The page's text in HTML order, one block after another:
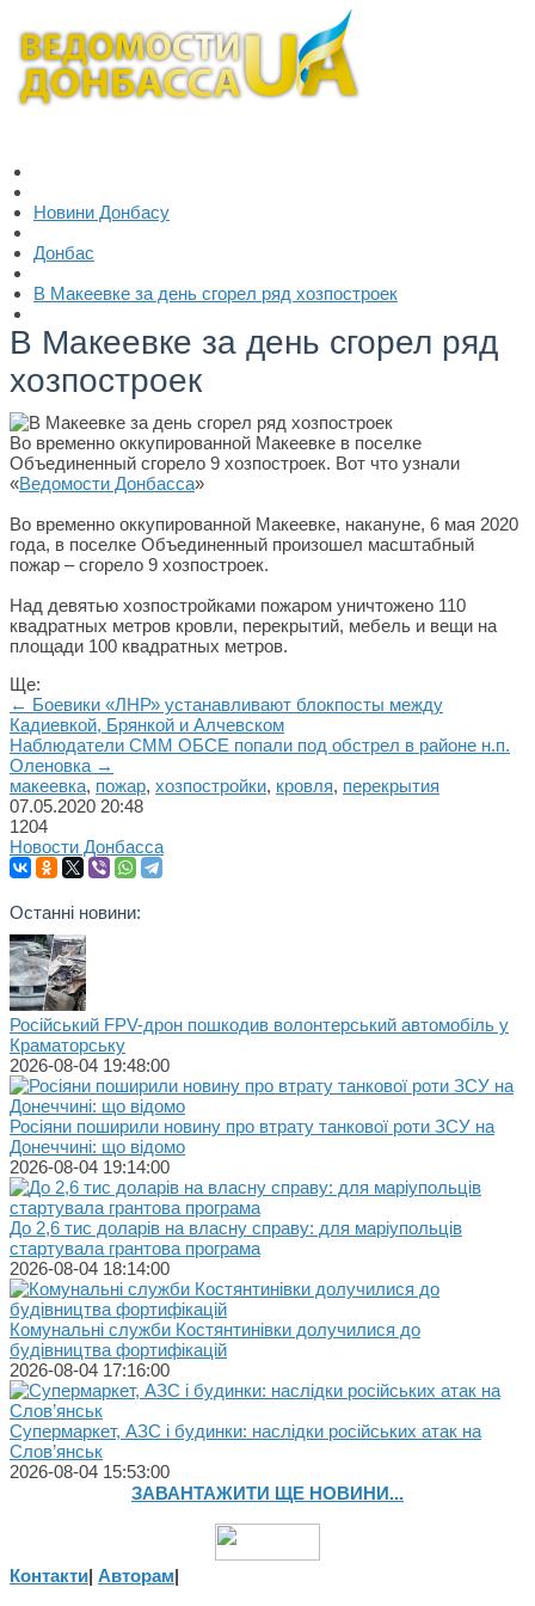
Новини Донбасу
Донбас
В Макеевке за день сгорел ряд хозпостроек
В Макеевке за день сгорел ряд
хозпостроек
Во временно оккупированной Макеевке в поселке
Объединенный сгорело 9 хозпостроек. Вот что узнали
«Ведомости Донбасса»
Во временно оккупированной Макеевке, накануне, 6 мая 2020
года, в поселке Объединенный произошел масштабный
пожар – сгорело 9 хозпостроек.
Над девятью хозпостройками пожаром уничтожено 110
квадратных метров кровли, перекрытий, мебель и вещи на
площади 100 квадратных метров.
Ще:
← Боевики «ЛНР» устанавливают блокпосты между
Кадиевкой, Брянкой и Алчевском
Наблюдатели СММ ОБСЕ попали под обстрел в районе н.п.
Оленовка →
макеевка, пожар, хозпостройки, кровля, перекрытия
07.05.2020 20:48
1204
Новости Донбасса
Останні новини:
Російський FPV-дрон пошкодив волонтерський автомобіль у
Краматорську
2026-08-04 19:48:00
Росіяни поширили новину про втрату танкової роти ЗСУ на
Донеччині: що відомо
2026-08-04 19:14:00
До 2,6 тис доларів на власну справу: для маріупольців
стартувала грантова програма
2026-08-04 18:14:00
Комунальні служби Костянтинівки долучилися до
будівництва фортифікацій
2026-08-04 17:16:00
Супермаркет, АЗС і будинки: наслідки російських атак на
Слов’янськ
2026-08-04 15:53:00
ЗАВАНТАЖИТИ ЩЕ НОВИНИ...
Контакти| Авторам|